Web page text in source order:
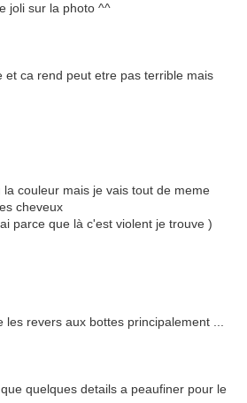
joli sur la photo ^^
et ca rend peut etre pas terrible mais
couleur mais je vais tout de meme
cheveux
parce que là c'est violent je trouve )
revers aux bottes principalement ...
quelques details a peaufiner pour le